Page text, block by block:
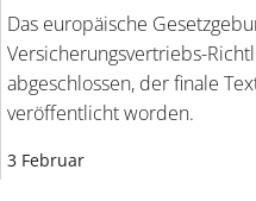
Das europäische
Versicherungsvertriebs-
abgeschlossen, der finale
veröffentlicht worden.
3 Februar